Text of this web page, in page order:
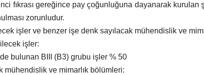
fıkrası gereğince pay çoğunluğuna dayanarak
zorunludur.
işler ve benzer işe denk sayılacak mühendislik ve
işler:
bulunan BIII (B3) grubu işler % 50
mühendislik ve mimarlık bölümleri: